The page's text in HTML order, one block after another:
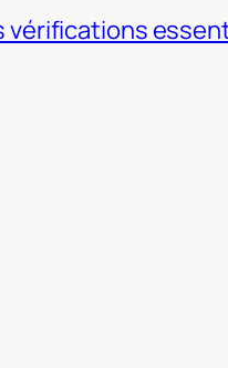
vérifications